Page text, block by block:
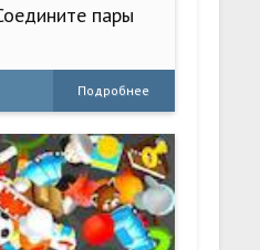
пары
Подробнее